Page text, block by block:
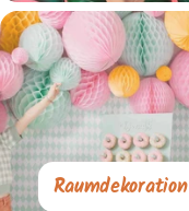
Raumdekoration